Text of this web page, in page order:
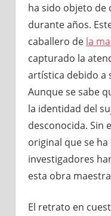
ha sido objeto de
durante años.
caballero de la
capturado la
artística debido a
Aunque se sabe
la identidad del
desconocida. Sin
original que se
investigadores
esta obra
El retrato en